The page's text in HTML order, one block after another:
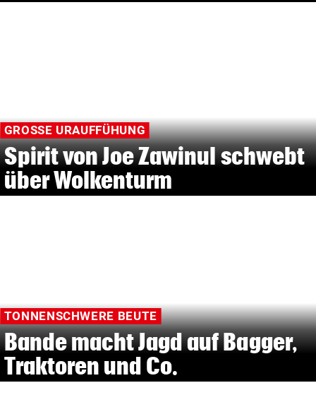
GROSSE URAUFFÜHUNG
Spirit von Joe Zawinul schwebt
über Wolkenturm
TONNENSCHWERE BEUTE
Bande macht Jagd auf Bagger,
Traktoren und Co.